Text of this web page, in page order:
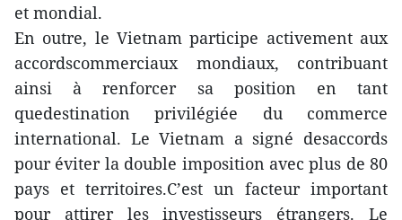
et mondial.
En outre, le Vietnam participe activement aux
accordscommerciaux mondiaux, contribuant
ainsi à renforcer sa position en tant
quedestination privilégiée du commerce
international. Le Vietnam a signé desaccords
pour éviter la double imposition avec plus de 80
pays et territoires.C’est un facteur important
pour attirer les investisseurs étrangers. Le